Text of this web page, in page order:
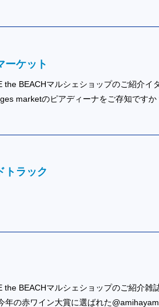
ーケット
the BEACHマルシェショップのご紹介イ
marketのピアディーナをご存知ですか
トラック
the BEACHマルシェショップのご紹介雑
年の赤ワイン大賞に選ばれた